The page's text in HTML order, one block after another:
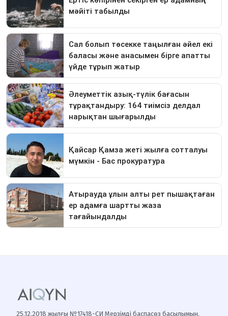
25.12.2018 жылғы №17418-СИ Мерзімді баспасөз басылымын,